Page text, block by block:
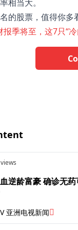
相当大。
的股票，值得你多
季将至，这7只“
龄富豪 确诊无药可治怪
亚洲电视新闻